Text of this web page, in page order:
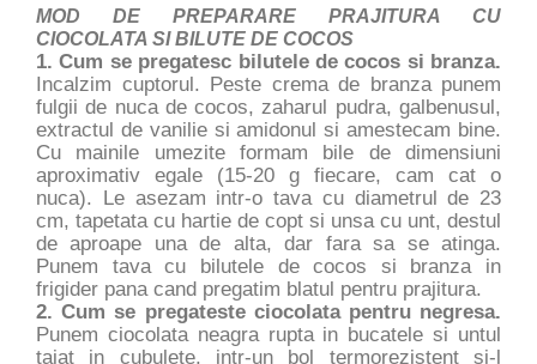
MOD DE PREPARARE PRAJITURA CU
CIOCOLATA SI BILUTE DE COCOS
1. Cum se pregatesc bilutele de cocos si branza.
Incalzim cuptorul. Peste crema de branza punem
fulgii de nuca de cocos, zaharul pudra, galbenusul,
extractul de vanilie si amidonul si amestecam bine.
Cu mainile umezite formam bile de dimensiuni
aproximativ egale (15-20 g fiecare, cam cat o
nuca). Le asezam intr-o tava cu diametrul de 23
cm, tapetata cu hartie de copt si unsa cu unt, destul
de aproape una de alta, dar fara sa se atinga.
Punem tava cu bilutele de cocos si branza in
frigider pana cand pregatim blatul pentru prajitura.
2. Cum se pregateste ciocolata pentru negresa.
Punem ciocolata neagra rupta in bucatele si untul
taiat in cubulete, intr-un bol termorezistent si-l